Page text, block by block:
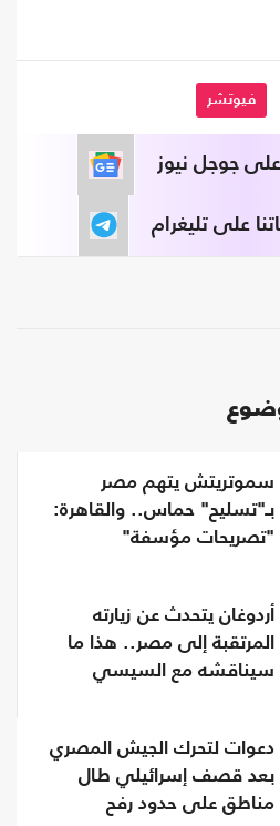
فيوتشر
على جوجل نيوز
على تليغرام
سموتريتش يتهم مصر
بـ"تسليح" حماس.. والقاهرة:
"تصريحات مؤسفة"
أردوغان يتحدث عن زيارته
المرتقبة إلى مصر.. هذا ما
سيناقشه مع السيسي
دعوات لتحرك الجيش المصري
بعد قصف إسرائيلي طال
مناطق على حدود رفح